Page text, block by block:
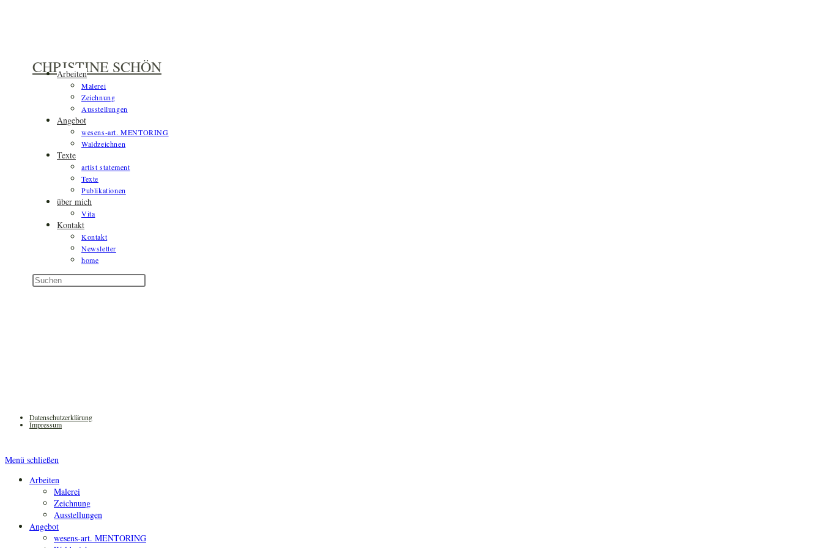
CHRISTINE SCHÖN
Arbeiten
Malerei
Zeichnung
Ausstellungen
Angebot
wesens-art. MENTORING
Waldzeichnen
Texte
artist statement
Texte
Publikationen
über mich
Vita
Kontakt
Kontakt
Newsletter
home
Diese
Website
Press
Datenschutzerklärung
Impressum
Menü schließen
Arbeiten
Malerei
Zeichnung
Ausstellungen
Angebot
wesens-art. MENTORING